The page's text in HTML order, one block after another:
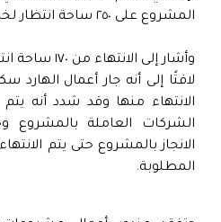
المشروع على ٢٥٠ ساحة انتظار لخدمة عدد ١١٩٤ عمارة سكنية.
وأشار إلى
لافتًا إلى أنه جار أعمال الهارد
الانتهاء منها وقد شدد أنه
الشركات العاملة بالمشروع
الانجاز بالمشروع حتى يتم
المطلوبة.